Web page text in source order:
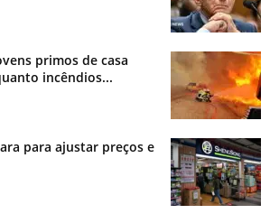
primos de casa
incêndios...
para ajustar preços e